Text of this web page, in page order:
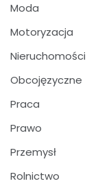
Moda
Motoryzacja
Nieruchomości
Obcojęzyczne
Praca
Prawo
Przemysł
Rolnictwo